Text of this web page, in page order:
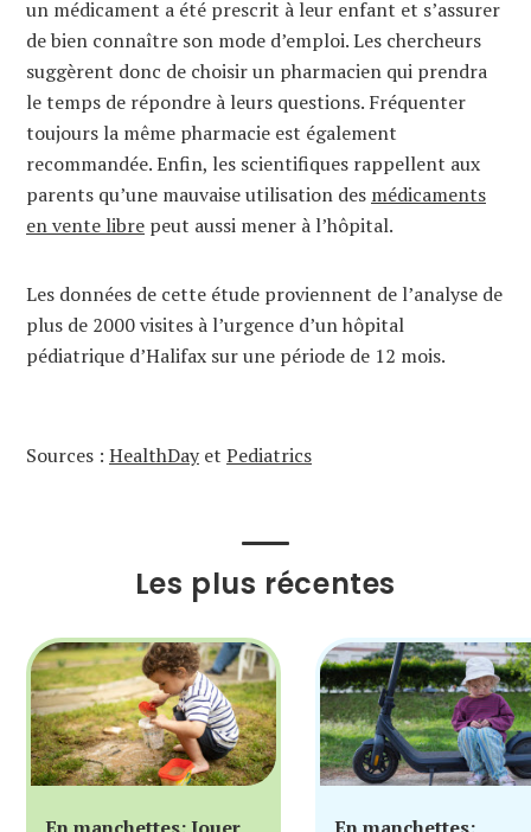
un médicament a été prescrit à leur enfant et s’assurer
de bien connaître son mode d’emploi. Les chercheurs
suggèrent donc de choisir un pharmacien qui prendra
le temps de répondre à leurs questions. Fréquenter
toujours la même pharmacie est également
recommandée. Enfin, les scientifiques rappellent aux
parents qu’une mauvaise utilisation des médicaments
en vente libre peut aussi mener à l’hôpital.
Les données de cette étude proviennent de l’analyse de
plus de 2000 visites à l’urgence d’un hôpital
pédiatrique d’Halifax sur une période de 12 mois.
Sources : HealthDayet Pediatrics
Les plus récentes